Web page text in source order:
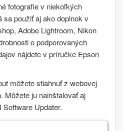
fotografie v niekoľkých
použiť aj ako doplnok v
, Adobe Lightroom, Nikon
o podporovaných
nájdete v príručke Epson
môžete stiahnuť z webovej
Môžete ju nainštalovať aj
Software Updater.